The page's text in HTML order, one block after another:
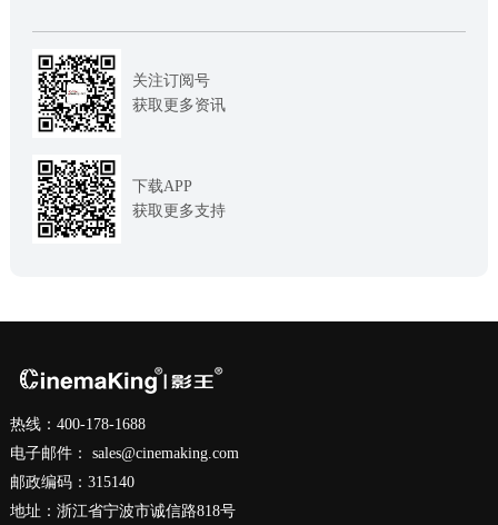
关注订阅号
获取更多资讯
下载APP
获取更多支持
热线：400-178-1688
电子邮件： sales@cinemaking.com
邮政编码：315140
地址：浙江省宁波市诚信路818号